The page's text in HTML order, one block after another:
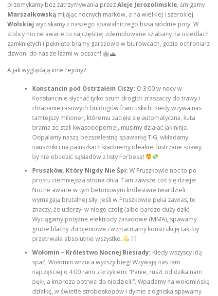
przemykamy bez zatrzymywania przezAleje Jerozolimskie, śmigamy
Marszałkowską mijając nocnych marków, a na wielkiej i szerokiej
Wolskiej wyciskamy z naszego spawalniczego busa siódme poty. W
stolicy nocne awarie to najczęściej zdemolowane szlabany na osiedlach
zamkniętych i pęknięte bramy garażowe w biurowcach, gdzie ochroniarz
dzwoni do nas ze łzami w oczach!
A jak wyglądają inne rejony?
Konstancin pod Ostrzałem Ciszy: O 3:00 w nocy w
Konstancinie słychać tylko szum drogich zraszaczy do trawy i
chrapanie rasowych buldogów francuskich. Kiedy wzywa nas
tamtejszy milioner, któremu zacięła się automatyczna, kuta
brama ze stali kwasoodpornej, musimy działać jak ninja.
Odpalamy naszą bezszelestną spawarkę TIG, wkładamy
nauszniki i na paluszkach kładziemy idealne, lustrzane spawy,
by nie obudzić sąsiadów z listy Forbesa!
Pruszków, Który Nigdy Nie Śpi: W Pruszkowie noc to po
prostu ciemniejsza strona dnia. Tam zawsze coś się dzieje!
Nocne awarie w tym betonowym królestwie twardzieli
wymagają brutalnej siły. Jeśli w Pruszkowie pęka zawias, to
znaczy, że uderzył w niego czołg (albo bardzo duży dzik).
Wyciągamy potężne elektrody zasadowe (MMA), spawamy
grube blachy zbrojeniowe i wzmacniamy konstrukcję tak, by
przetrwała absolutnie wszystko.
Wołomin – Królestwo Nocnej Biesiady: Kiedy wszyscy idą
spać, Wołomin wrzuca wyższy bieg! Wzywają nas tam
najczęściej o 4:00 rano z krzykiem: “Panie, ruszt od dzika nam
pękł, a impreza potrwa do niedzieli!”. Wpadamy na wołomińską
działkę, w świetle stroboskopów i dymie z ogniska spawamy